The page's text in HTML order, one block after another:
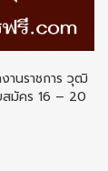
านราชการ วุฒิ
มัคร 16 – 20